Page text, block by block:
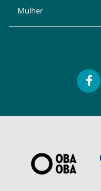
Mulher